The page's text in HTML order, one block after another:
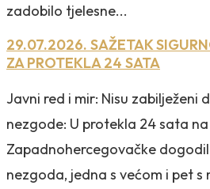
zadobilo tjelesne...
29.07.2026. SAŽETAK
ZA PROTEKLA 24 SATA
Javni red i mir: Nisu zabilježeni
nezgode: U protekla 24 sata
Zapadnohercegovačke
nezgoda, jedna s većom i pet